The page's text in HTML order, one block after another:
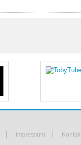
Impressum